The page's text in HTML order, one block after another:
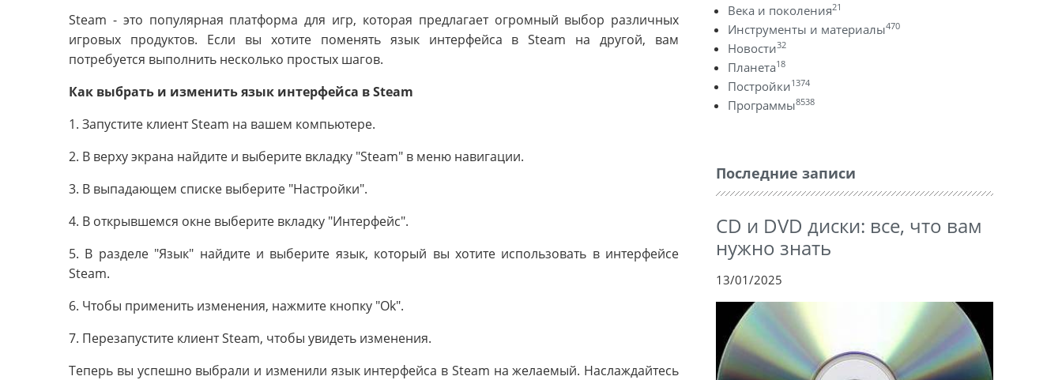
Steam - это популярная платформа для игр, которая предлагает огромный выбор различных
игровых продуктов. Если вы хотите поменять язык интерфейса в Steam на другой, вам
потребуется выполнить несколько простых шагов.
Как выбрать и изменить язык интерфейса в Steam
1. Запустите клиент Steam на вашем компьютере.
2. В верху экрана найдите и выберите вкладку "Steam" в меню навигации.
3. В выпадающем списке выберите "Настройки".
4. В открывшемся окне выберите вкладку "Интерфейс".
5. В разделе "Язык" найдите и выберите язык, который вы хотите использовать в интерфейсе
Steam.
6. Чтобы применить изменения, нажмите кнопку "Ok".
7. Перезапустите клиент Steam, чтобы увидеть изменения.
Теперь вы успешно выбрали и изменили язык интерфейса в Steam на желаемый. Наслаждайтесь
Века и поколения21
Инструменты и материалы470
Новости32
Планета18
Постройки1374
Программы8538
Последние записи
CD и DVD диски: все, что вам
нужно знать
13/01/2025